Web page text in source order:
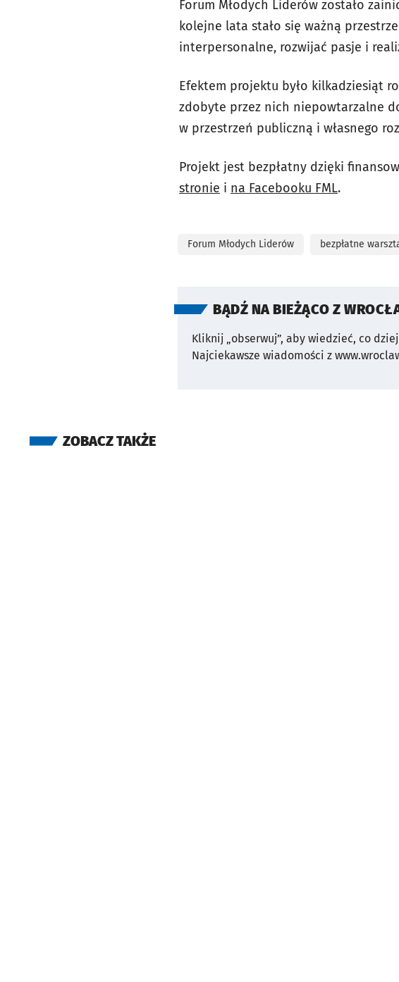
Forum Młodych Liderów zostało
kolejne lata stało się ważną
interpersonalne, rozwijać pasje i
Efektem projektu było kilkadziesiąt
zdobyte przez nich niepowtarzalne
w przestrzeń publiczną i własnego
Projekt jest bezpłatny dzięki
stronie i na Facebooku FML.
Forum Młodych Liderów bezpłatne
BĄDŹ NA BIEŻĄCO Z
Kliknij „obserwuj”, aby wiedzieć, co
Najciekawsze wiadomości z
ZOBACZ TAKŻE